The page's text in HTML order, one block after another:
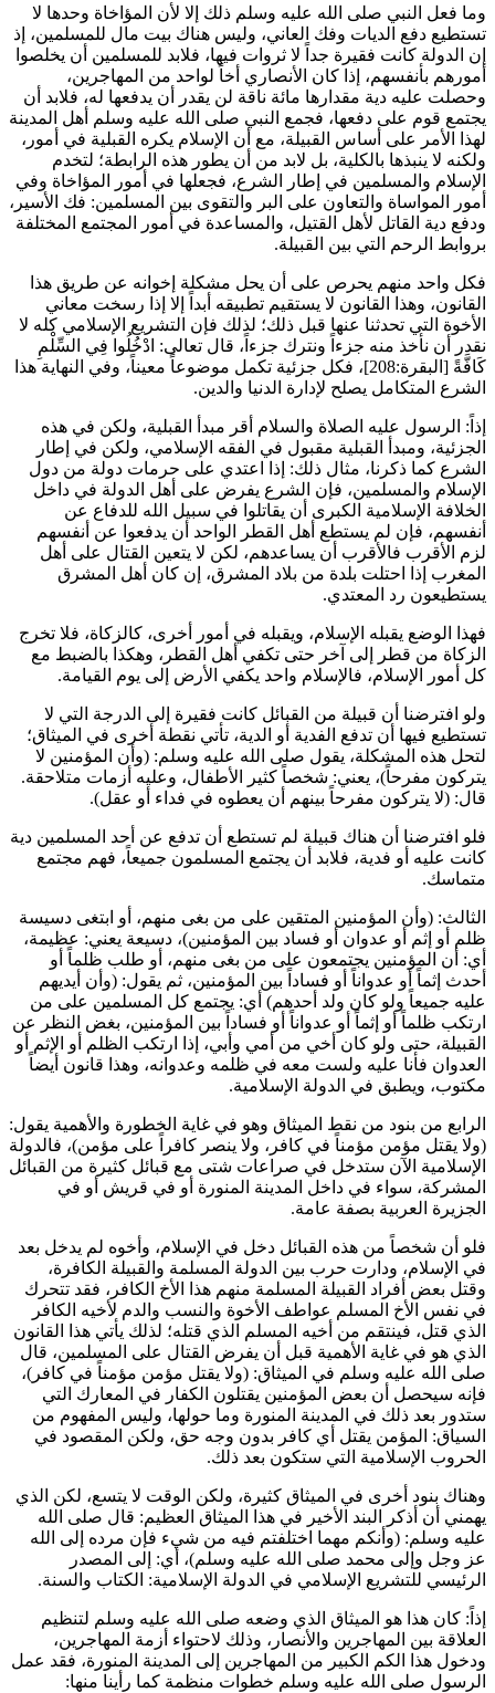
وما فعل النبي صلى الله عليه وسلم ذلك إلا لأن المؤاخاة وحدها لا
تستطيع دفع الديات وفك العاني، وليس هناك بيت مال للمسلمين، إذ
إن الدولة كانت فقيرة جداً لا ثروات فيها، فلابد للمسلمين أن يخلصوا
أمورهم بأنفسهم، إذا كان الأنصاري أخاً لواحد من المهاجرين،
وحصلت عليه دية مقدارها مائة ناقة لن يقدر أن يدفعها له، فلابد أن
يجتمع قوم على دفعها، فجمع النبي صلى الله عليه وسلم أهل المدينة
لهذا الأمر على أساس القبيلة، مع أن الإسلام يكره القبلية في أمور،
ولكنه لا ينبذها بالكلية، بل لابد من أن يطور هذه الرابطة؛ لتخدم
الإسلام والمسلمين في إطار الشرع، فجعلها في أمور المؤاخاة وفي
أمور المواساة والتعاون على البر والتقوى بين المسلمين: فك الأسير،
ودفع دية القاتل لأهل القتيل، والمساعدة في أمور المجتمع المختلفة
بروابط الرحم التي بين القبيلة.
فكل واحد منهم يحرص على أن يحل مشكلة إخوانه عن طريق هذا
القانون، وهذا القانون لا يستقيم تطبيقه أبداً إلا إذا رسخت معاني
الأخوة التي تحدثنا عنها قبل ذلك؛ لذلك فإن التشريع الإسلامي كله لا
نقدر أن نأخذ منه جزءاً ونترك جزءاً، قال تعالى: ادْخُلُوا فِي السِّلْمِ
كَافَّةً
[البقرة:208]، فكل جزئية تكمل موضوعاً معيناً، وفي النهاية هذا
الشرع المتكامل يصلح لإدارة الدنيا والدين.
إذاً: الرسول عليه الصلاة والسلام أقر مبدأ القبلية، ولكن في هذه
الجزئية، ومبدأ القبلية مقبول في الفقه الإسلامي، ولكن في إطار
الشرع كما ذكرنا، مثال ذلك: إذا اعتدي على حرمات دولة من دول
الإسلام والمسلمين، فإن الشرع يفرض على أهل الدولة في داخل
الخلافة الإسلامية الكبرى أن يقاتلوا في سبيل الله للدفاع عن
أنفسهم، فإن لم يستطع أهل القطر الواحد أن يدفعوا عن أنفسهم
لزم الأقرب فالأقرب أن يساعدهم، لكن لا يتعين القتال على أهل
المغرب إذا احتلت بلدة من بلاد المشرق، إن كان أهل المشرق
يستطيعون رد المعتدي.
فهذا الوضع يقبله الإسلام، ويقبله في أمور أخرى، كالزكاة، فلا تخرج
الزكاة من قطر إلى آخر حتى تكفي أهل القطر، وهكذا بالضبط مع
كل أمور الإسلام، فالإسلام واحد يكفي الأرض إلى يوم القيامة.
ولو افترضنا أن قبيلة من القبائل كانت فقيرة إلى الدرجة التي لا
تستطيع فيها أن تدفع الفدية أو الدية، تأتي نقطة أخرى في الميثاق؛
لتحل هذه المشكلة، يقول صلى الله عليه وسلم: (وأن المؤمنين لا
يتركون مفرحاً)، يعني: شخصاً كثير الأطفال، وعليه أزمات متلاحقة.
قال: (لا يتركون مفرحاً بينهم أن يعطوه في فداء أو عقل).
فلو افترضنا أن هناك قبيلة لم تستطع أن تدفع عن أحد المسلمين دية
كانت عليه أو فدية، فلابد أن يجتمع المسلمون جميعاً، فهم مجتمع
متماسك.
الثالث: (وأن المؤمنين المتقين على من بغى منهم، أو ابتغى دسيسة
ظلم أو إثم أو عدوان أو فساد بين المؤمنين)، دسيعة يعني: عظيمة،
أي: أن المؤمنين يجتمعون على من بغى منهم، أو طلب ظلماً أو
أحدث إثماً أو عدواناً أو فساداً بين المؤمنين، ثم يقول: (وأن أيديهم
عليه جميعاً ولو كان ولد أحدهم) أي: يجتمع كل المسلمين على من
ارتكب ظلماً أو إثماً أو عدواناً أو فساداً بين المؤمنين، بغض النظر عن
القبيلة، حتى ولو كان أخي من أمي وأبي، إذا ارتكب الظلم أو الإثم أو
العدوان فأنا عليه ولست معه في ظلمه وعدوانه، وهذا قانون أيضاً
مكتوب، ويطبق في الدولة الإسلامية.
الرابع من بنود من نقط الميثاق وهو في غاية الخطورة والأهمية يقول:
(ولا يقتل مؤمن مؤمناً في كافر، ولا ينصر كافراً على مؤمن)، فالدولة
الإسلامية الآن ستدخل في صراعات شتى مع قبائل كثيرة من القبائل
المشركة، سواء في داخل المدينة المنورة أو في قريش أو في
الجزيرة العربية بصفة عامة.
فلو أن شخصاً من هذه القبائل دخل في الإسلام، وأخوه لم يدخل بعد
في الإسلام، ودارت حرب بين الدولة المسلمة والقبيلة الكافرة،
وقتل بعض أفراد القبيلة المسلمة منهم هذا الأخ الكافر، فقد تتحرك
في نفس الأخ المسلم عواطف الأخوة والنسب والدم لأخيه الكافر
الذي قتل، فينتقم من أخيه المسلم الذي قتله؛ لذلك يأتي هذا القانون
الذي هو في غاية الأهمية قبل أن يفرض القتال على المسلمين، قال
صلى الله عليه وسلم في الميثاق: (ولا يقتل مؤمن مؤمناً في كافر )،
فإنه سيحصل أن بعض المؤمنين يقتلون الكفار في المعارك التي
ستدور بعد ذلك في المدينة المنورة وما حولها، وليس المفهوم من
السياق: المؤمن يقتل أي كافر بدون وجه حق، ولكن المقصود في
الحروب الإسلامية التي ستكون بعد ذلك.
وهناك بنود أخرى في الميثاق كثيرة، ولكن الوقت لا يتسع، لكن الذي
يهمني أن أذكر البند الأخير في هذا الميثاق العظيم: قال صلى الله
عليه وسلم: (وأنكم مهما اختلفتم فيه من شيء فإن مرده إلى الله
عز وجل وإلى محمد صلى الله عليه وسلم)، أي: إلى المصدر
الرئيسي للتشريع الإسلامي في الدولة الإسلامية: الكتاب والسنة.
إذاً: كان هذا هو الميثاق الذي وضعه صلى الله عليه وسلم لتنظيم
العلاقة بين المهاجرين والأنصار، وذلك لاحتواء أزمة المهاجرين،
ودخول هذا الكم الكبير من المهاجرين إلى المدينة المنورة، فقد عمل
الرسول صلى الله عليه وسلم خطوات منظمة كما رأينا منها: